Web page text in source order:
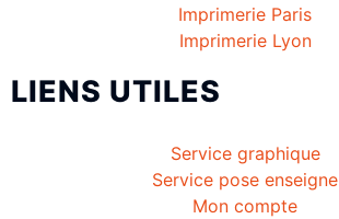
Imprimerie Paris
Imprimerie Lyon
LIENS UTILES
Service graphique
Service pose enseigne
Mon compte